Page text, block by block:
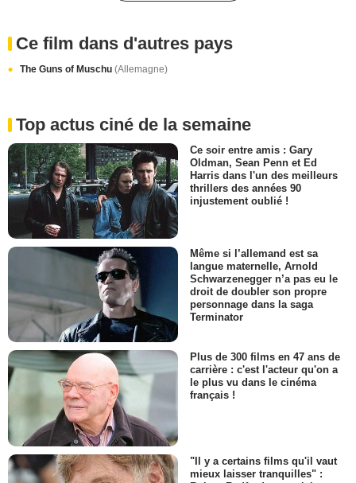
Ce film dans d'autres pays
The Guns of Muschu (Allemagne)
Top actus ciné de la semaine
Ce soir entre amis : Gary
Oldman, Sean Penn et Ed
Harris dans l'un des meilleurs
thrillers des années 90
injustement oublié !
Même si l’allemand est sa
langue maternelle, Arnold
Schwarzenegger n’a pas eu le
droit de doubler son propre
personnage dans la saga
Terminator
Plus de 300 films en 47 ans de
carrière : c'est l'acteur qu'on a
le plus vu dans le cinéma
français !
"Il y a certains films qu'il vaut
mieux laisser tranquilles" :